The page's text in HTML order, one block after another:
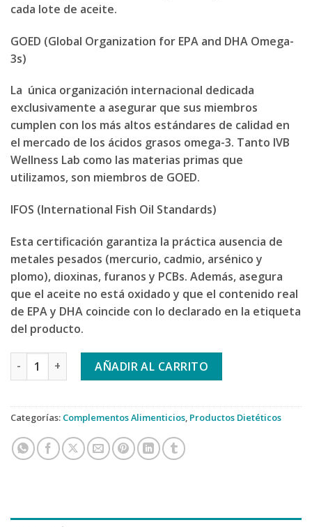
cada lote de aceite.
GOED (Global Organization for EPA and DHA Omega-
3s)
La única organización internacional dedicada
exclusivamente a asegurar que sus miembros
cumplen con los más altos estándares de calidad en
el mercado de los ácidos grasos omega-3. Tanto IVB
Wellness Lab como las materias primas que
utilizamos, son miembros de GOED.
IFOS (International Fish Oil Standards)
Esta certificación garantiza la práctica ausencia de
metales pesados (mercurio, cadmio, arsénico y
plomo), dioxinas, furanos y PCBs. Además, asegura
que el aceite no está oxidado y que el contenido real
de EPA y DHA coincide con lo declarado en la etiqueta
del producto.
IVB OMEGA 3 RICO EN DHA cantidad
AÑADIR AL CARRITO
Categorías: Complementos Alimenticios, Productos Dietéticos